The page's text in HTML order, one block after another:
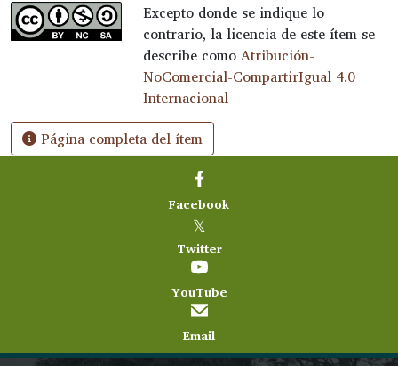
Excepto donde se indique lo
contrario, la licencia de este ítem se
describe comoAtribución-
NoComercial-CompartirIgual 4.0
Internacional
Página completa del ítem
Facebook
𝕏
Twitter
YouTube
Email